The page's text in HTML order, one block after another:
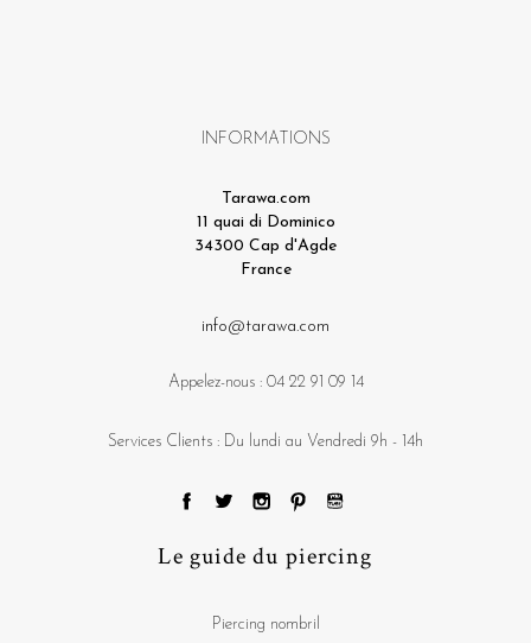
INFORMATIONS
Tarawa.com
11 quai di Dominico
34300 Cap d'Agde
France
info@tarawa.com
Appelez-nous : 04 22 91 09 14
Services Clients : Du lundi au Vendredi 9h - 14h
Le guide du piercing
Piercing nombril